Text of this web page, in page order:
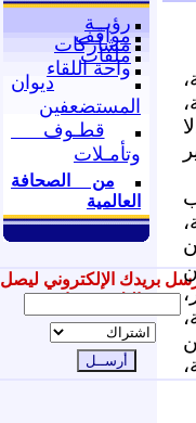
رؤيــة
مواقف
مشاركات
ملفات
واحة اللقاء
ديوان
المستضعفين
قطـوف
وتأمـلات
من الصحافة
العالمية
بريدك الإلكتروني ليصل
إليك جديدنا